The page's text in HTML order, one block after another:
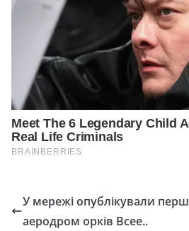
У мережі опублікували
аеродром орків Всее..